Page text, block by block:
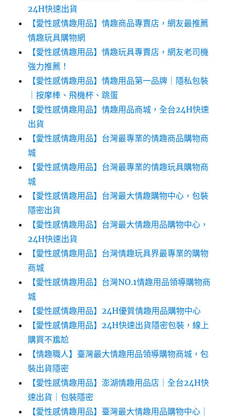
24H快速出貨
【愛性感情趣用品】情趣商品專賣店，網友最推薦
情趣玩具購物網
【愛性感情趣用品】情趣玩具專賣店，網友老司機
強力推薦！
【愛性感情趣用品】情趣用品第一品牌｜隱私包裝
｜按摩棒、飛機杯、跳蛋
【愛性感情趣用品】情趣用品商城，全台24H快速
出貨
【愛性感情趣用品】台灣最專業的情趣商品購物商
城
【愛性感情趣用品】台灣最專業的情趣玩具購物商
城
【愛性感情趣用品】台灣最大情趣購物中心，包裝
隱密出貨
【愛性感情趣用品】台灣最大情趣用品購物中心，
24H快速出貨
【愛性感情趣用品】台灣情趣玩具界最專業的購物
商城
【愛性感情趣用品】台灣NO.1情趣用品領導購物商
城
【愛性感情趣用品】24H優質情趣用品購物中心
【愛性感情趣用品】24H快速出貨隱密包裝，線上
購買不尷尬‎‎
【情趣職人】臺灣最大情趣用品領導購物商城，包
裝出貨隱密
【愛性感情趣用品】澎湖情趣用品店｜全台24H快
速出貨｜包裝隱密
【愛性感情趣用品】臺灣最大情趣用品購物中心｜